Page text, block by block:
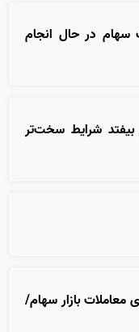
سهام در حال انجام
بیفتد شرایط سخت‌تر
بازار سهام/